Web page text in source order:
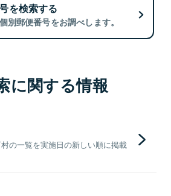
を検索する
別郵便番号をお調べします。
に関する情報
の一覧を実施日の新しい順に掲載